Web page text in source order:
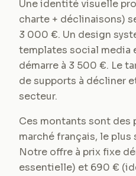
Une identité visuelle
charte + déclinaisons)
3 000 €. Un design
templates social media
démarre à 3 500 €. Le
de supports à décliner
secteur.
Ces montants sont des
marché français, le plus
Notre offre à prix fixe
essentielle) et 690 €